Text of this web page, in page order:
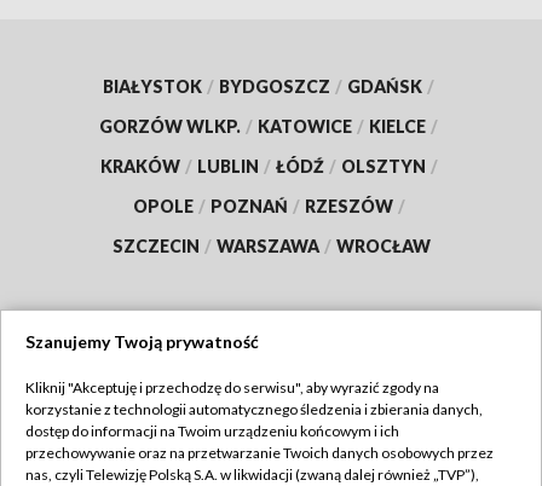
BIAŁYSTOK / BYDGOSZCZ / GDAŃSK /
GORZÓW WLKP. / KATOWICE / KIELCE /
KRAKÓW / LUBLIN / ŁÓDŹ / OLSZTYN /
OPOLE / POZNAŃ / RZESZÓW /
SZCZECIN / WARSZAWA / WROCŁAW
TVP
Abonament TVP
Regulamin TVP
Szanujemy Twoją prywatność
Kliknij "Akceptuję i przechodzę do serwisu", aby wyrazić zgody na
korzystanie z technologii automatycznego śledzenia i zbierania danych,
dostęp do informacji na Twoim urządzeniu końcowym i ich
przechowywanie oraz na przetwarzanie Twoich danych osobowych przez
nas, czyli Telewizję Polską S.A. w likwidacji (zwaną dalej również „TVP”),